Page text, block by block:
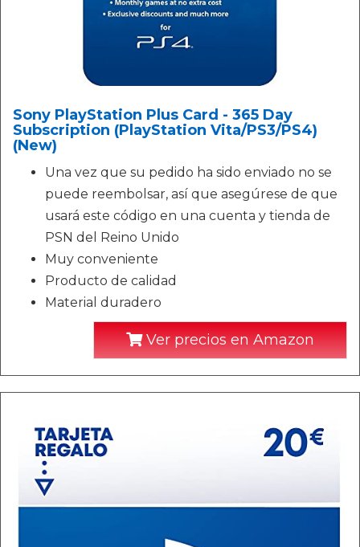
Sony PlayStation Plus Card - 365 Day
Subscription (PlayStation Vita/PS3/PS4)
(New)
Una vez que su pedido ha sido enviado no se
puede reembolsar, así que asegúrese de que
usará este código en una cuenta y tienda de
PSN del Reino Unido
Muy conveniente
Producto de calidad
Material duradero
Ver precios en Amazon